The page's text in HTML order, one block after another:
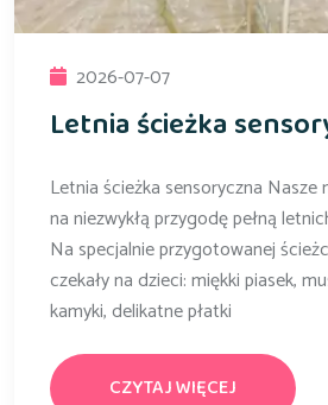
2026-07-07
Letnia ścieżka
Letnia ścieżka sensoryczna Nasze
na niezwykłą przygodę pełną
Na specjalnie przygotowanej
czekały na dzieci: miękki piasek,
kamyki, delikatne płatki
CZYTAJ WIĘCEJ